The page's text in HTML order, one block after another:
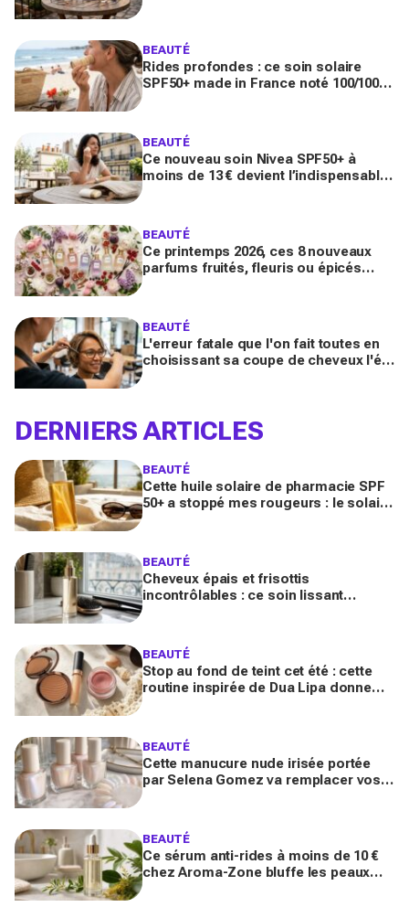
BEAUTÉ
Rides profondes : ce soin solaire
SPF50+ made in France noté 100/100
BEAUTÉ
Ce nouveau soin Nivea SPF50+ à
moins de 13 € devient l’indispensable
BEAUTÉ
Ce printemps 2026, ces 8 nouveaux
parfums fruités, fleuris ou épicés
BEAUTÉ
L'erreur fatale que l'on fait toutes en
choisissant sa coupe de cheveux l'été
DERNIERS ARTICLES
BEAUTÉ
Cette huile solaire de pharmacie SPF
50+ a stoppé mes rougeurs : le solaire
BEAUTÉ
Cheveux épais et frisottis
incontrôlables : ce soin lissant
BEAUTÉ
Stop au fond de teint cet été : cette
routine inspirée de Dua Lipa donne
BEAUTÉ
Cette manucure nude irisée portée
par Selena Gomez va remplacer vos
BEAUTÉ
Ce sérum anti-rides à moins de 10 €
chez Aroma-Zone bluffe les peaux